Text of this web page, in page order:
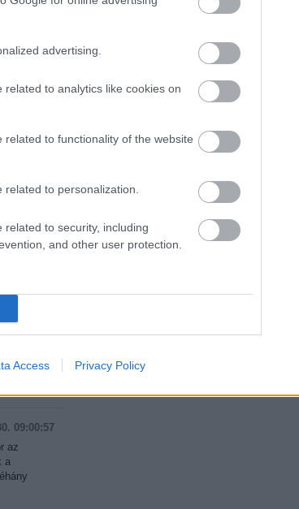
advertising.
to analytics like cookies on
to functionality of the website
to personalization.
to security, including
and other user protection.
Access Privacy Policy
Kistücsök
Radovin
Rambo, a szőlősgazda
Szindbádék
IndaPass
nem
van vmi
kilépni
erre
felett.
hanem
08:21:39
as
Gere
09:00:57
az
a